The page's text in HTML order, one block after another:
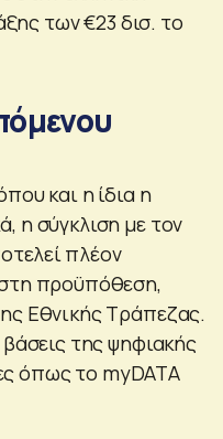
των €23 δισ. το
και η ίδια η
η σύγκλιση με τον
πλέον
προϋπόθεση,
Εθνικής Τράπεζας.
της ψηφιακής
όπως το myDATA